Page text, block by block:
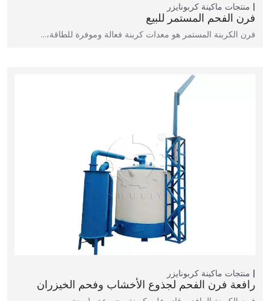
منتجات ماكينة كربونايزر
فرن الفحم المستمر للبيع
فرن الكربنة المستمر هو معدات كربنة فعالة وموفرة للطاقة،…
منتجات ماكينة كربونايزر
رافعة فرن الفحم لجذوع الأخشاب وفحم الخيزران